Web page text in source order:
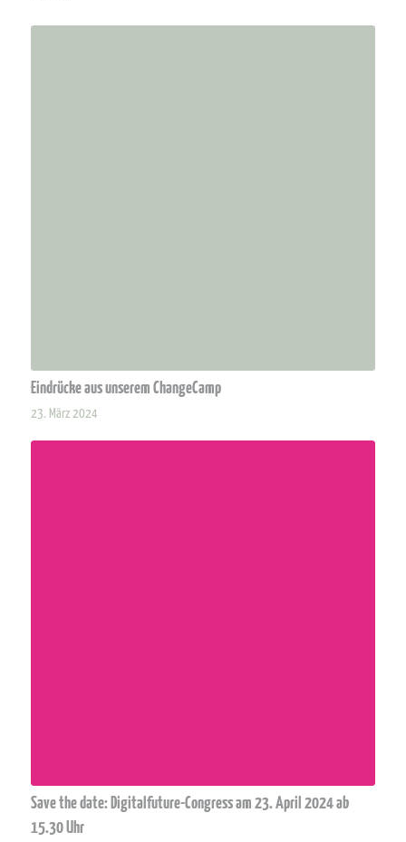
Eindrücke aus unserem ChangeCamp
23. März 2024
Save the date: Digitalfuture-Congress am 23. April 2024 ab
15.30 Uhr